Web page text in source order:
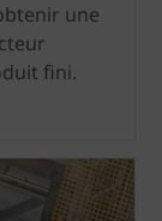
une
fini.